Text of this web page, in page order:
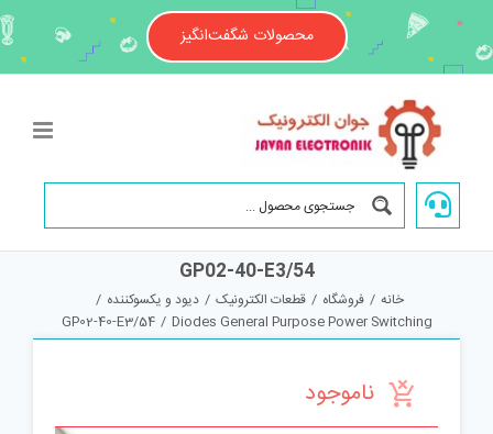
content
محصولات شگفت‌انگیز
GP02-40-E3/54
خانه / فروشگاه / قطعات الکترونیک / دیود و یکسوکننده /
Diodes General Purpose Power Switching
/
GP02-40-E3/54
ناموجود